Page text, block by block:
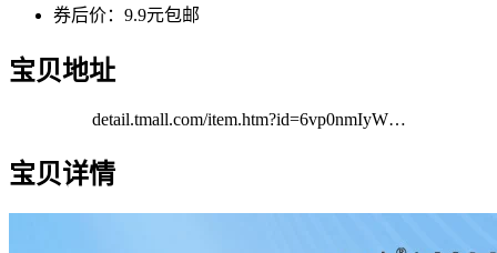
券后价：9.9元包邮
宝贝地址
detail.tmall.com/item.htm?id=6vp0nmIyW…
宝贝详情